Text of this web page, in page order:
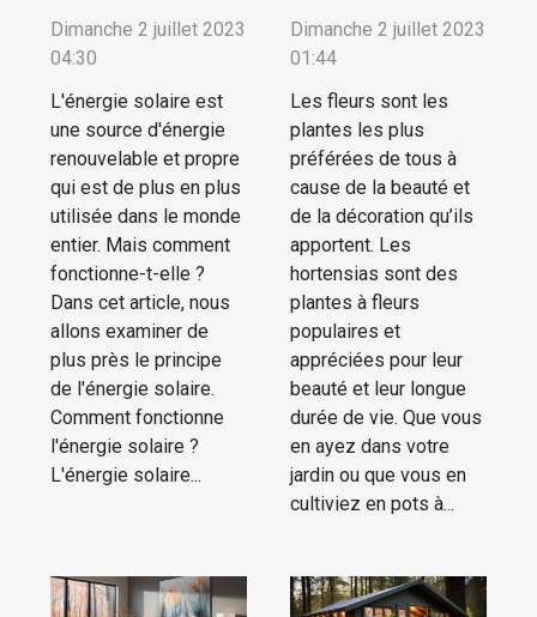
Dimanche 2 juillet 2023
04:30
L'énergie solaire est
une source d'énergie
renouvelable et propre
qui est de plus en plus
utilisée dans le monde
entier. Mais comment
fonctionne-t-elle ?
Dans cet article, nous
allons examiner de
plus près le principe
de l'énergie solaire.
Comment fonctionne
l'énergie solaire ?
L'énergie solaire...
Dimanche 2 juillet 2023
01:44
Les fleurs sont les
plantes les plus
préférées de tous à
cause de la beauté et
de la décoration qu’ils
apportent. Les
hortensias sont des
plantes à fleurs
populaires et
appréciées pour leur
beauté et leur longue
durée de vie. Que vous
en ayez dans votre
jardin ou que vous en
cultiviez en pots à...